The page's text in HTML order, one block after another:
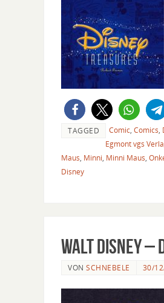
TAGGED Comic Comics
Egmont vgs
Maus Minni Minni Maus
Disney
Walt Disney
VON SCHNEBELE 30/